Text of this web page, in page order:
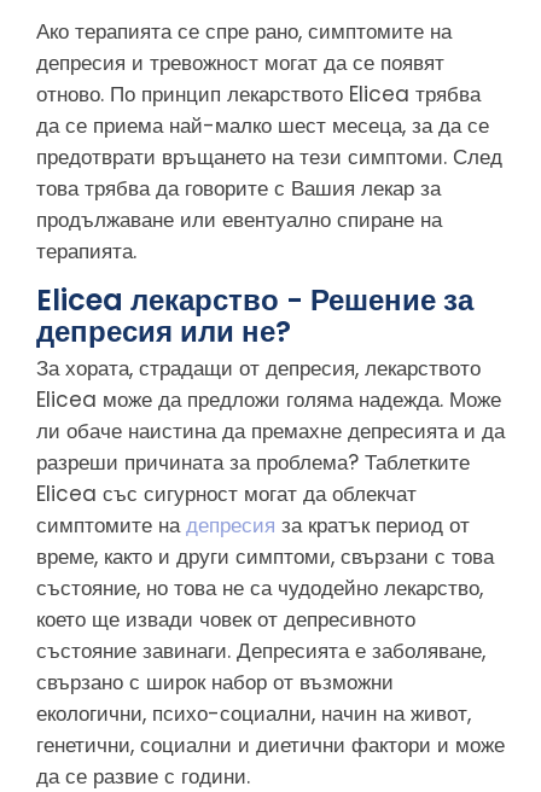
Ако терапията се спре рано, симптомите на
депресия и тревожност могат да се появят
отново. По принцип лекарството Elicea трябва
да се приема най-малко шест месеца, за да се
предотврати връщането на тези симптоми. След
това трябва да говорите с Вашия лекар за
продължаване или евентуално спиране на
терапията.
Elicea лекарство - Решение за
депресия или не?
За хората, страдащи от депресия, лекарството
Elicea може да предложи голяма надежда. Може
ли обаче наистина да премахне депресията и да
разреши причината за проблема? Таблетките
Elicea със сигурност могат да облекчат
симптомите надепресия за кратък период от
време, както и други симптоми, свързани с това
състояние, но това не са чудодейно лекарство,
което ще извади човек от депресивното
състояние завинаги. Депресията е заболяване,
свързано с широк набор от възможни
екологични, психо-социални, начин на живот,
генетични, социални и диетични фактори и може
да се развие с години.